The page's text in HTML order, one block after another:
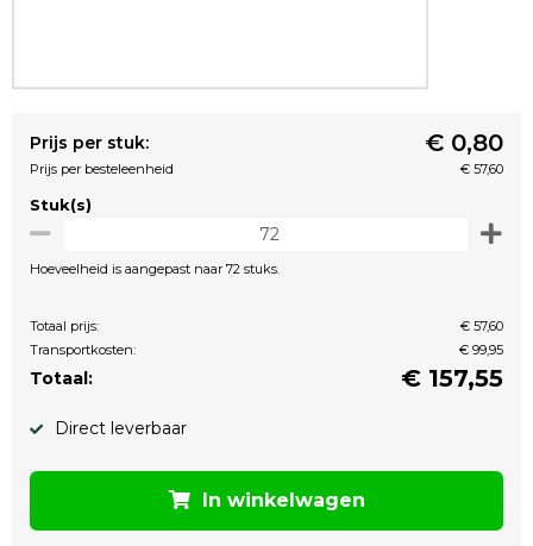
Prijs per stuk: € 0,80
Prijs per besteleenheid € 57,60
Stuk(s)
Hoeveelheid is aangepast naar 72 stuks.
Totaal prijs:
€ 57,60
Transportkosten:
€ 99,95
Totaal: € 157,55
Direct leverbaar
In winkelwagen